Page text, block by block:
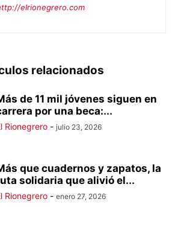
elrionegrero.com
relacionados
de 11 mil jóvenes siguen en
por una beca:...
Rionegrero - julio 23, 2026
que cuadernos y zapatos, la
solidaria que alivió el...
Rionegrero - enero 27, 2026